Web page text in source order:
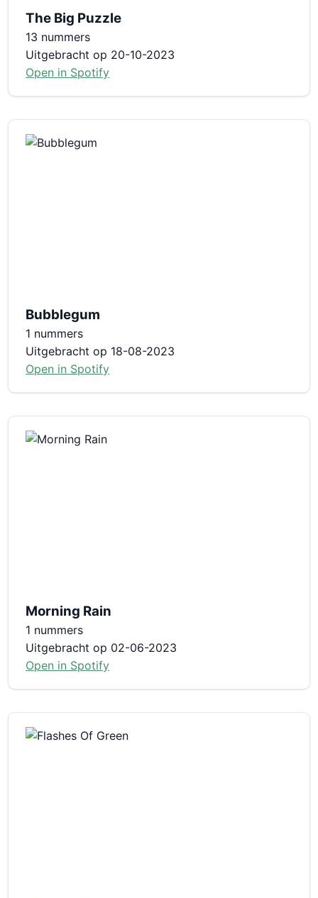
The Big Puzzle
13 nummers
Uitgebracht op 20-10-2023
Open in Spotify
Bubblegum
1 nummers
Uitgebracht op 18-08-2023
Open in Spotify
Morning Rain
1 nummers
Uitgebracht op 02-06-2023
Open in Spotify